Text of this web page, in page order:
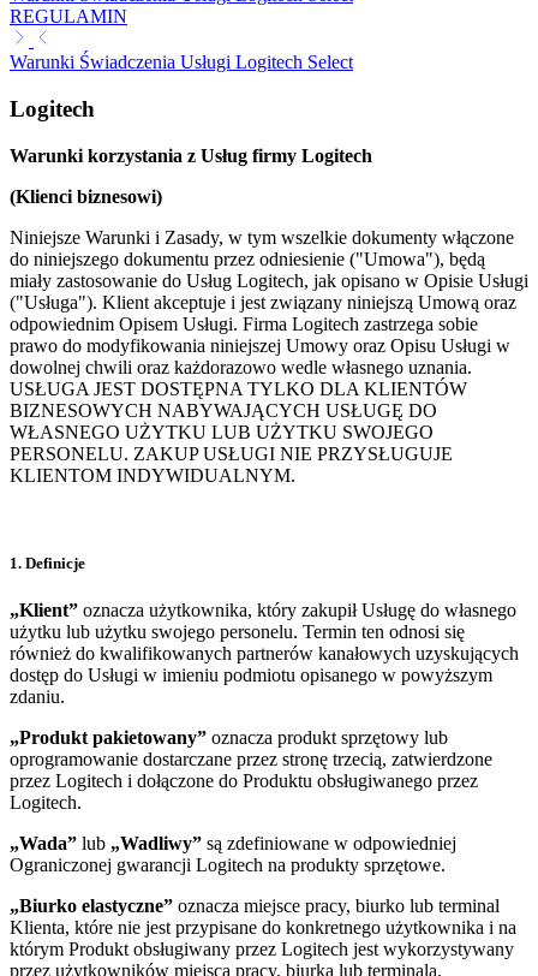
REGULAMIN
Warunki Świadczenia Usługi Logitech Select
Logitech
Warunki korzystania z Usług firmy Logitech
(Klienci biznesowi)
Niniejsze Warunki i Zasady, w tym wszelkie dokumenty włączone
do niniejszego dokumentu przez odniesienie ("Umowa"), będą
miały zastosowanie do Usług Logitech, jak opisano w Opisie Usługi
("Usługa"). Klient akceptuje i jest związany niniejszą Umową oraz
odpowiednim Opisem Usługi. Firma Logitech zastrzega sobie
prawo do modyfikowania niniejszej Umowy oraz Opisu Usługi w
dowolnej chwili oraz każdorazowo wedle własnego uznania.
USŁUGA JEST DOSTĘPNA TYLKO DLA KLIENTÓW
BIZNESOWYCH NABYWAJĄCYCH USŁUGĘ DO
WŁASNEGO UŻYTKU LUB UŻYTKU SWOJEGO
PERSONELU. ZAKUP USŁUGI NIE PRZYSŁUGUJE
KLIENTOM INDYWIDUALNYM.
1. Definicje
„Klient” oznacza użytkownika, który zakupił Usługę do własnego
użytku lub użytku swojego personelu. Termin ten odnosi się
również do kwalifikowanych partnerów kanałowych uzyskujących
dostęp do Usługi w imieniu podmiotu opisanego w powyższym
zdaniu.
„Produkt pakietowany” oznacza produkt sprzętowy lub
oprogramowanie dostarczane przez stronę trzecią, zatwierdzone
przez Logitech i dołączone do Produktu obsługiwanego przez
Logitech.
„Wada” lub „Wadliwy” są zdefiniowane w odpowiedniej
Ograniczonej gwarancji Logitech na produkty sprzętowe.
„Biurko elastyczne” oznacza miejsce pracy, biurko lub terminal
Klienta, które nie jest przypisane do konkretnego użytkownika i na
którym Produkt obsługiwany przez Logitech jest wykorzystywany
przez użytkowników miejsca pracy, biurka lub terminala.